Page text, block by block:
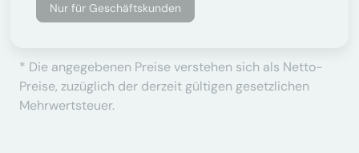
Nur für Geschäftskunden
* Die angegebenen Preise verstehen sich als Netto-
Preise, zuzüglich der derzeit gültigen gesetzlichen
Mehrwertsteuer.